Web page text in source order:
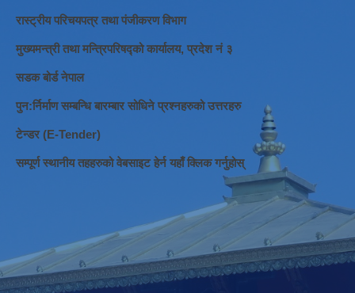
रास्ट्रीय परिचयपत्र तथा पंजीकरण विभाग
मुख्यमन्त्री तथा मन्त्रिपरिषद्को कार्यालय, प्रदेश नं ३
सडक बोर्ड नेपाल
पुन:र्निर्माण सम्बन्धि बारम्बार सोधिने प्रश्नहरुको उत्तरहरु
टेन्डर (E-Tender)
सम्पूर्ण स्थानीय तहहरुको वेबसाइट हेर्न यहाँ क्लिक गर्नुहोस्